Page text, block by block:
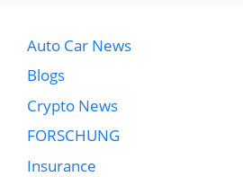
Auto Car News
Blogs
Crypto News
FORSCHUNG
Insurance